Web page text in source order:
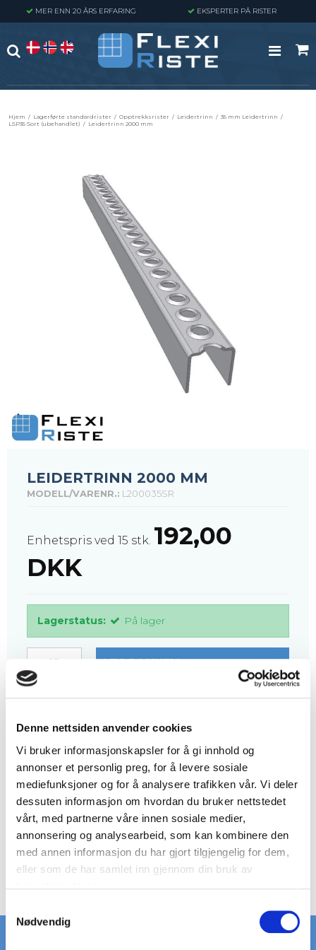
Denne nettsiden anvender cookies
Vi bruker informasjonskapsler for å gi innhold og
annonser et personlig preg, for å levere sosiale
mediefunksjoner og for å analysere trafikken vår. Vi deler
dessuten informasjon om hvordan du bruker nettstedet
vårt, med partnerne våre innen sosiale medier,
annonsering og analysearbeid, som kan kombinere den
med annen informasjon du har gjort tilgjengelig for dem,
eller som de har samlet inn gjennom din bruk av
Nødvendig
MER ENN 20 ÅRS ERFARING EKSPERTER PÅ RISTER
Hjem / Lagerførte standardrister / Opptrekksrister / Leidertrinn / 35 mm Leidertrinn /
LSP35 Sort (ubehandlet) / Leidertrinn 2000 mm
LEIDERTRINN 2000 MM
MODELL/VARENR.: L200035SR
Enhetspris ved 15 stk. 192,00
DKK
Lagerstatus: På lager
LEGG I KURV
BESKRIVELSE
Ristetype: Leidertrinn
Platetykkelse: 2 mm
Hullstørrelse: Ø12 mm
Materiale: S235JR Sort (ubehandlet)
Trinnstørrelse: 2000 x 35 x 36 mm
Vekt pr. stk.: 3,0 kg